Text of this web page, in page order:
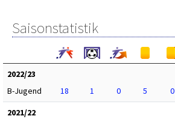
Saisonstatistik
2022/23
B-Jugend
18 1 0 5 0
2021/22